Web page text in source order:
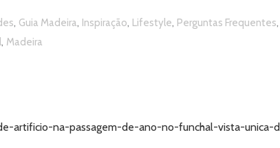
, Guia Madeira, Inspiração, Lifestyle, Perguntas Frequentes,
, Madeira